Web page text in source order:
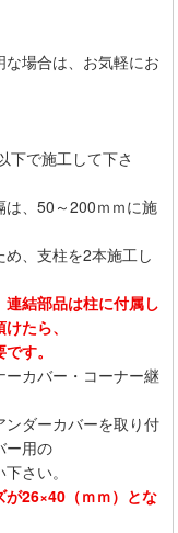
場合は、お気軽にお
下で施工して下さ
は、50～200ｍｍに施
め、支柱を2本施工し
連結部品は柱に付属し
たら、
す。
ーカバー・コーナー継
ダーカバーを取り付
ー用の
さい。
が26×40（ｍｍ）とな